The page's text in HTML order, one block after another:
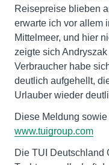
Reisepreise blieben
erwarte ich vor allem
Mittelmeer, und hier
zeigte sich
Verbraucher habe
deutlich aufgehellt,
Urlauber wieder
Diese Meldung
www.tuigroup.com
Die TUI Deutschland